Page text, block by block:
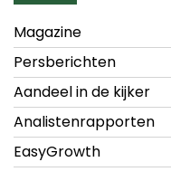
Magazine
Persberichten
Aandeel in de kijker
Analistenrapporten
EasyGrowth